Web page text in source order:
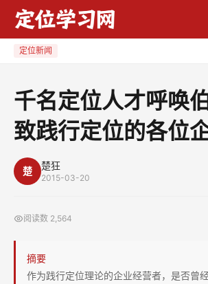
定位新闻
千名定位人才呼
致践行定位的各位
楚 楚狂
2015-03-20
阅读数 2,564
摘要
作为践行定位理论的企业经营者，是否曾